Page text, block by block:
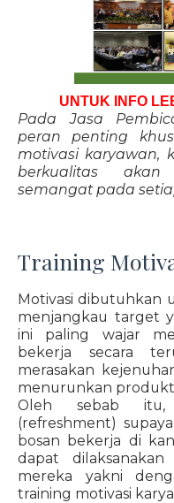
UNTUK INFO
Pada Jasa
peran penting
motivasi karyawan,
berkualitas akan
semangat pada
Training
Motivasi dibutuhkan
menjangkau target
ini paling wajar
bekerja secara
merasakan
menurunkan
Oleh sebab itu,
(refreshment)
bosan bekerja di
dapat
mereka yakni
training motivasi